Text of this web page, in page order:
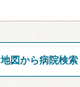
地図から病院検索